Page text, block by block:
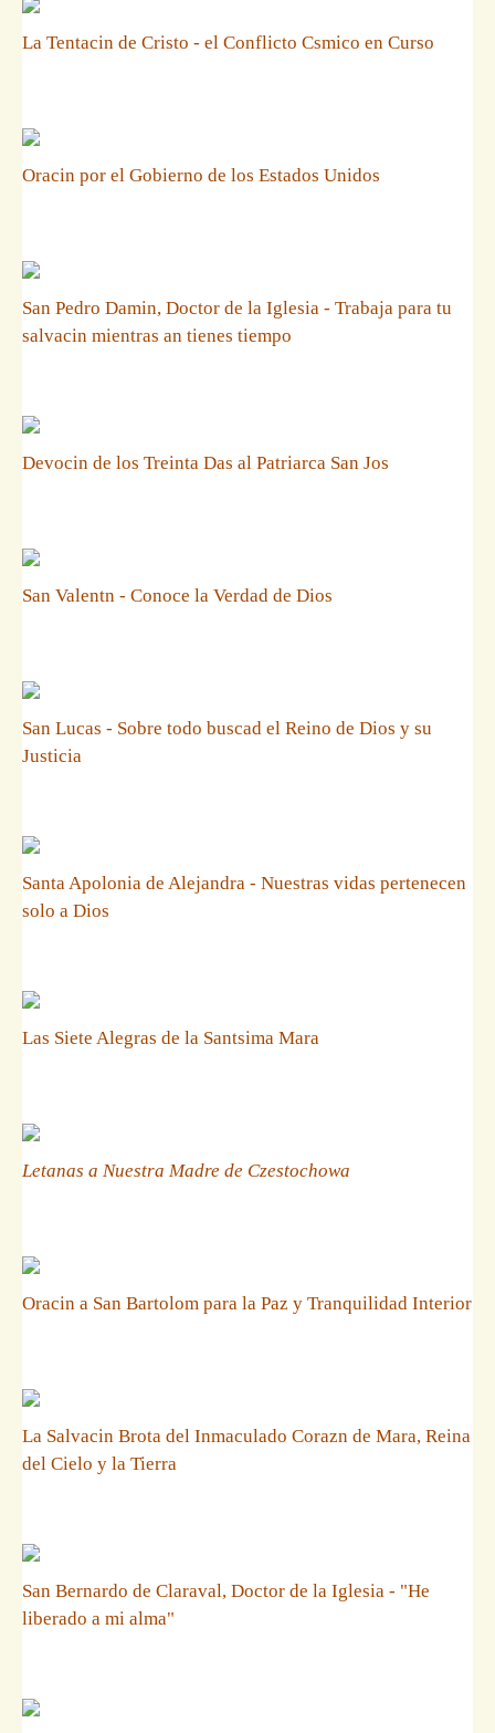
La Tentacin de Cristo - el Conflicto Csmico en Curso
Oracin por el Gobierno de los Estados Unidos
San Pedro Damin, Doctor de la Iglesia - Trabaja para tu
salvacin mientras an tienes tiempo
Devocin de los Treinta Das al Patriarca San Jos
San Valentn - Conoce la Verdad de Dios
San Lucas - Sobre todo buscad el Reino de Dios y su
Justicia
Santa Apolonia de Alejandra - Nuestras vidas pertenecen
solo a Dios
Las Siete Alegras de la Santsima Mara
Letanas a Nuestra Madre de Czestochowa
Oracin a San Bartolom para la Paz y Tranquilidad Interior
La Salvacin Brota del Inmaculado Corazn de Mara, Reina
del Cielo y la Tierra
San Bernardo de Claraval, Doctor de la Iglesia - "He
liberado a mi alma"